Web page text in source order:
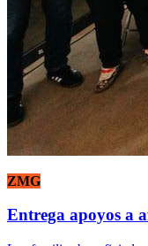
ZMG
Entrega apoyos a